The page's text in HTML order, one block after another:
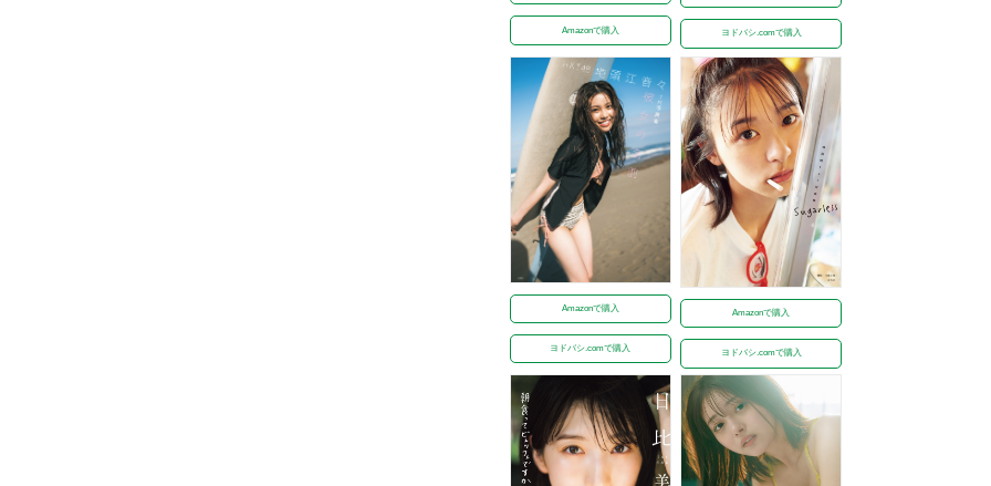
Amazonで購入 ヨドバシ.comで購入
Amazonで購入
ヨドバシ.comで購入
Amazonで購入
ヨドバシ.comで購入